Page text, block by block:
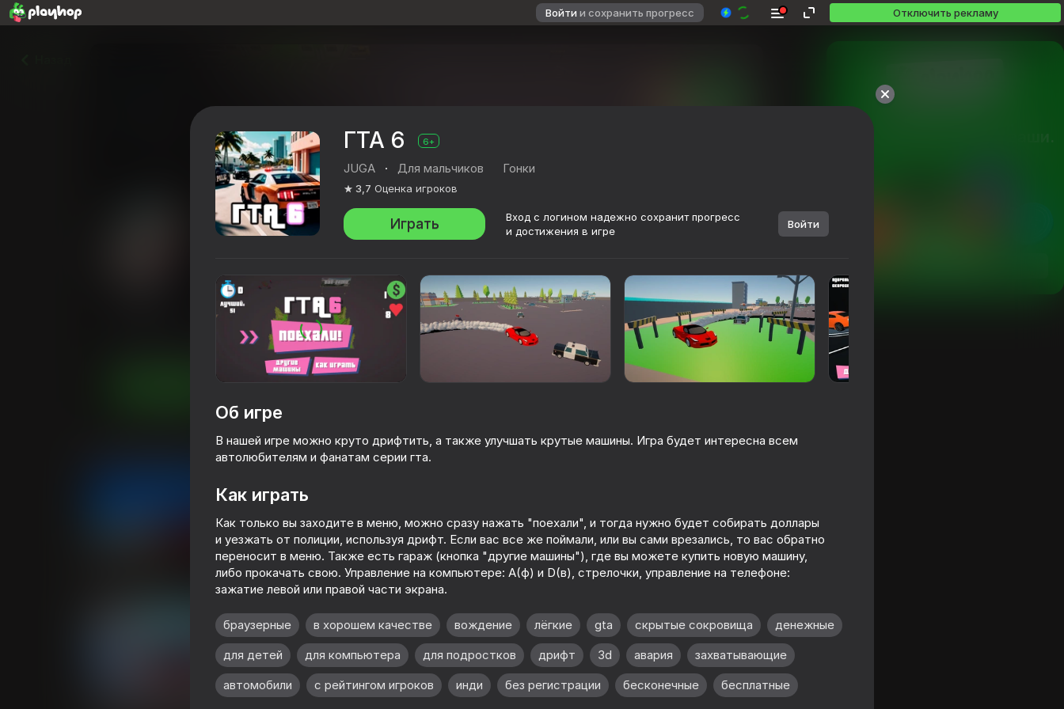
Войти и сохранить прогресс Отключить рекламу
6+
Гонки JUGA
72
Гонки: Онлайн!
57
Бимка 2.0: Онлайн креш
гонки
67
Симулятор Аварий
66 69 66
ГТА 6 6+
JUGA · Для мальчиков Гонки
3,7 Оценка игроков
Играть
Вход с логином надежно сохранит прогресс
и достижения в игре
Войти
Об игре
В нашей игре можно круто дрифтить, а также улучшать крутые машины. Игра будет интересна всем
автолюбителям и фанатам серии гта.
Как играть
Как только вы заходите в меню, можно сразу нажать "поехали", и тогда нужно будет собирать доллары
и уезжать от полиции, используя дрифт. Если вас все же поймали, или вы сами врезались, то вас обратно
переносит в меню. Также есть гараж (кнопка "другие машины"), где вы можете купить новую машину,
либо прокачать свою. Управление на компьютере: A(ф) и D(в), стрелочки, управление на телефоне:
зажатие левой или правой части экрана.
браузерные в хорошем качестве вождение лёгкие gta скрытые сокровища
денежные
для детей
для компьютера для подростков дрифт 3d авария
захватывающие
автомобили
с рейтингом игроков инди без регистрации бесконечные бесплатные